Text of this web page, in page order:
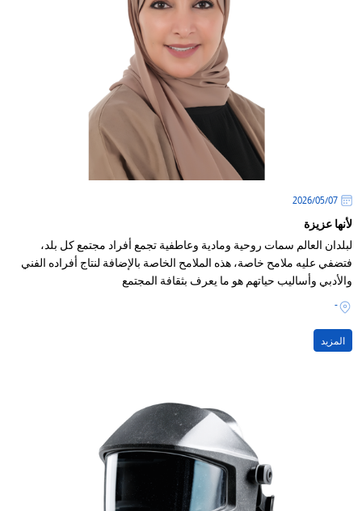
07‏/05‏/2026
لأنها عزيزة
لبلدان العالم سمات روحية ومادية وعاطفية تجمع أفراد مجتمع كل بلد،
فتضفي عليه ملامح خاصة، هذه الملامح الخاصة بالإضافة لنتاج أفراده الفني
والأدبي وأساليب حياتهم هو ما يعرف بثقافة المجتمع
-
المزيد